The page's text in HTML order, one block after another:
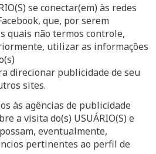
se conectar(em) às redes
que, por serem
quais não termos controle,
utilizar as informações
direcionar publicidade de seu
sites.
às agências de publicidade
a visita do(s) USUÁRIO(S) e
eventualmente,
pertinentes ao perfil de